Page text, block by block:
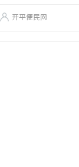
开平便民网